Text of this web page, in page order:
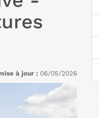
à jour : 06/05/2026